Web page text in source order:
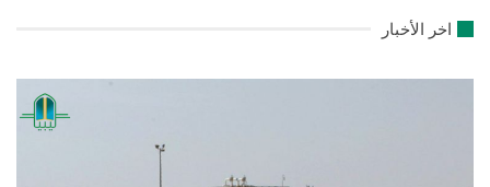
اخر الأخبار